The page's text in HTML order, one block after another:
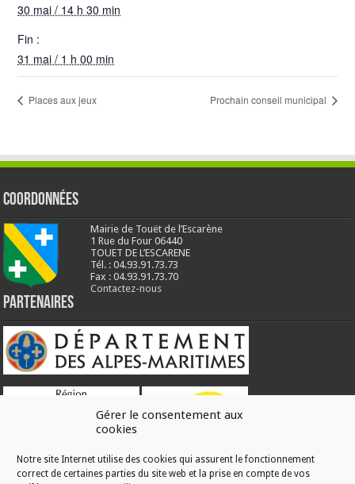
Gérer le consentement aux
cookies
Notre site Internet utilise des cookies qui assurent le fonctionnement
correct de certaines parties du site web et la prise en compte de vos
30 mai / 14 h 30 min
Fin :
31 mai / 1 h 00 min
Places aux jeux Prochain conseil municipal
Coordonnées
Mairie de Touët de l’Escarène
1 Rue du Four 06440
TOUET DE L’ESCARENE
Tél. : 04.93.91.73.73
Fax : 04.93.91.73.70
Contactez-nous
Partenaires
RÉALISATION